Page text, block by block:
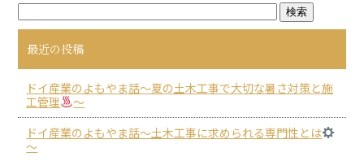
最近の投稿
ドイ産業のよもやま話～夏の土木工事で大切な暑さ対策と施
工管理
～
ドイ産業のよもやま話～土木工事に求められる専門性とは
～